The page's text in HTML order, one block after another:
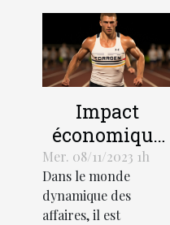
Impact
économique
de
l'optimisation
des affaires
Mer. 08/11/2023 1h
Dans le monde
dynamique des
affaires, il est